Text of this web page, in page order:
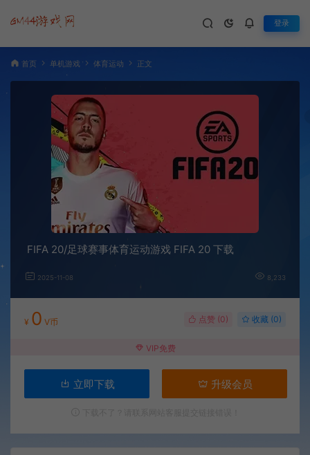
登录
首页 单机游戏 体育运动 正文
FIFA 20/足球赛事体育运动游戏 FIFA 20 下载
2025-11-08 8,233
¥ 0 V币 点赞 (0) 收藏 (0)
VIP免费
立即下载 升级会员